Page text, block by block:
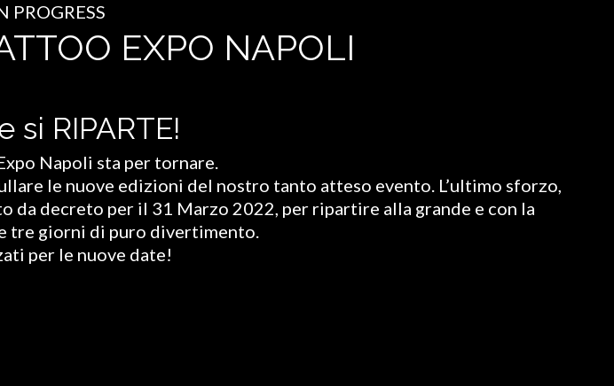
PROGRESS
EXPO NAPOLI
si RIPARTE!
Napoli sta per tornare.
le nuove edizioni del nostro tanto atteso evento. L’ultimo sforzo,
da decreto per il 31 Marzo 2022, per ripartire alla grande e con la
tre giorni di puro divertimento.
per le nuove date!